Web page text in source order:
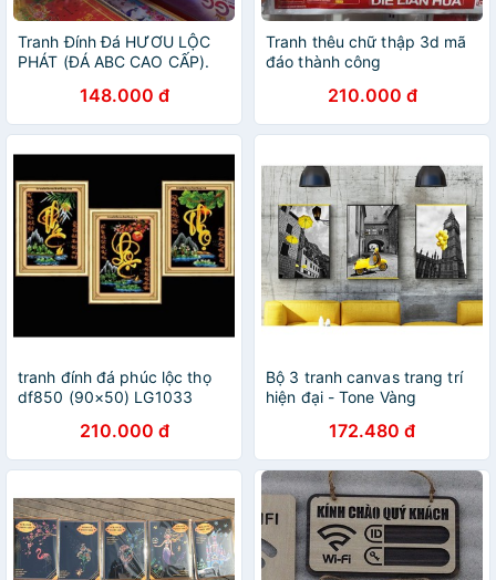
Tranh Đính Đá HƯƠU LỘC
PHÁT (ĐÁ ABC CAO CẤP).
148.000 đ
Tranh thêu chữ thập 3d mã
đáo thành công
(137x62)210.000 đ
tranh đính đá phúc lộc thọ
df850 (90×50) LG1033
210.000 đ
Bộ 3 tranh canvas trang trí
hiện đại - Tone Vàng
172.480 đ